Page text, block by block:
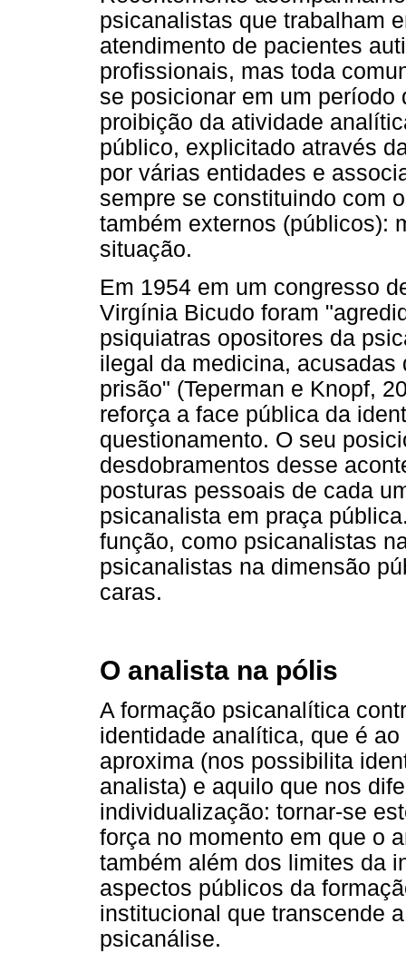
psicanalistas que trabalham
atendimento de pacientes
profissionais, mas toda
se posicionar em um
proibição da atividade
público, explicitado através
por várias entidades e
sempre se constituindo com
também externos (públicos):
situação.
Em 1954 em um congresso
Virgínia Bicudo foram
psiquiatras opositores da
ilegal da medicina,
prisão" (Teperman e Knopf,
reforça a face pública da
questionamento. O seu
desdobramentos desse
posturas pessoais de cada
psicanalista em praça
função, como psicanalistas
psicanalistas na dimensão
caras.
O analista na pólis
A formação psicanalítica
identidade analítica, que é
aproxima (nos possibilita
analista) e aquilo que nos
individualização: tornar-se
força no momento em que o
também além dos limites da
aspectos públicos da
institucional que transcende
psicanálise.